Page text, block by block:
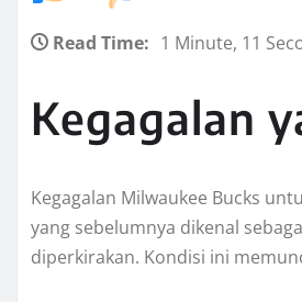
Read Time: 1 Minute, 11
Kegagalan
Kegagalan Milwaukee Bucks
yang sebelumnya dikenal
diperkirakan. Kondisi ini